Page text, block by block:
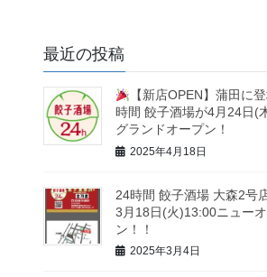
最近の投稿
【新店OPEN】蒲田に
時間 餃子酒場が4月24日(
グランドオープン！
2025年4月18日
24時間 餃子酒場 大森2号
3月18日(火)13:00ニュー
ン！！
2025年3月4日